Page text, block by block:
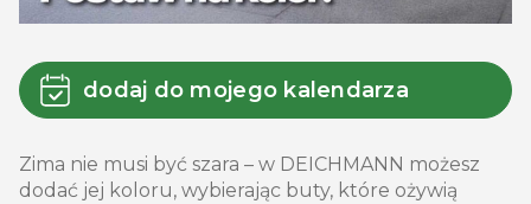
dodaj do mojego kalendarza
Zima nie musi być szara – w DEICHMANN możesz
dodać jej koloru, wybierając buty, które ożywią